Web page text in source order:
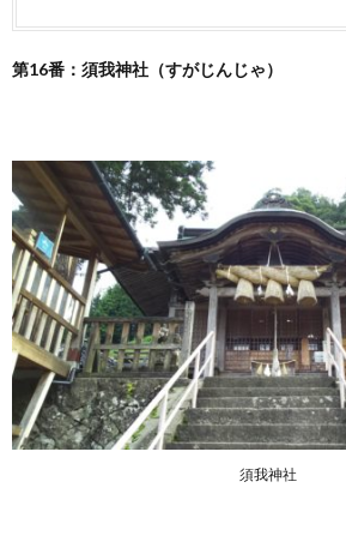
第16番：須我神社（すがじんじゃ）
須我神社